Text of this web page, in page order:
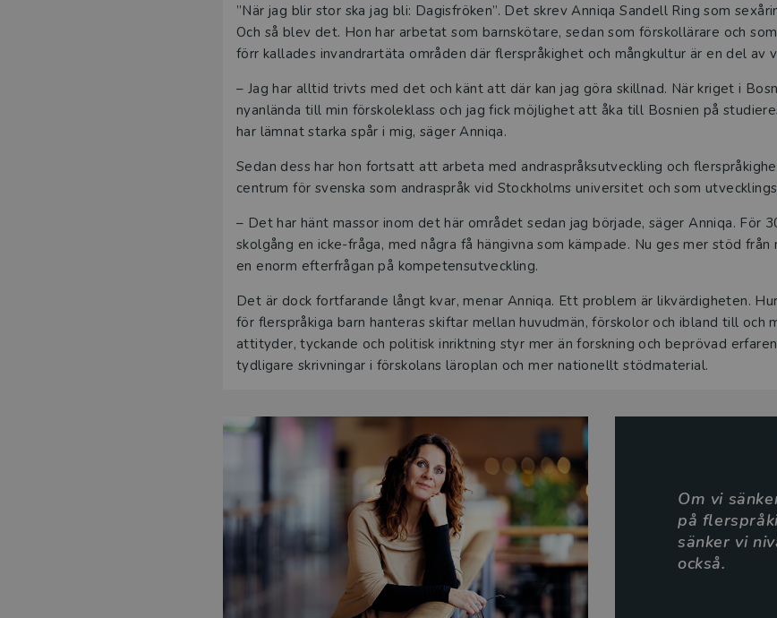
”När jag blir stor ska jag bli: Dagisfröken”. Det skrev Anniqa Sandell Ring som
Och så blev det. Hon har arbetat som barnskötare, sedan som förskollärare och
förr kallades invandrartäta områden där flerspråkighet och mångkultur är en del av
– Jag har alltid trivts med det och känt att där kan jag göra skillnad. När kriget i
nyanlända till min förskoleklass och jag fick möjlighet att åka till Bosnien på
har lämnat starka spår i mig, säger Anniqa.
Sedan dess har hon fortsatt att arbeta med andraspråksutveckling och
centrum för svenska som andraspråk vid Stockholms universitet och som
– Det har hänt massor inom det här området sedan jag började, säger Anniqa. För
skolgång en icke-fråga, med några få hängivna som kämpade. Nu ges mer stöd
en enorm efterfrågan på kompetensutveckling.
Det är dock fortfarande långt kvar, menar Anniqa. Ett problem är likvärdigheten.
för flerspråkiga barn hanteras skiftar mellan huvudmän, förskolor och ibland till och
attityder, tyckande och politisk inriktning styr mer än forskning och beprövad
tydligare skrivningar i förskolans läroplan och mer nationellt stödmaterial.
Om vi
på
sänker vi
också.